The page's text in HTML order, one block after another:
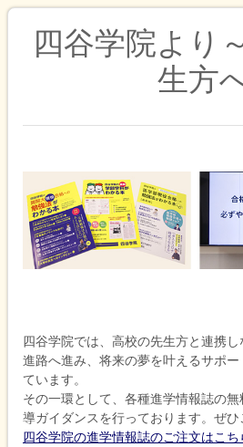
四谷学院より
生方
四谷学院では、高校の先生方と連携
進路へ進み、将来の夢を叶えるサポー
ています。
その一環として、各種進学情報誌の
導ガイダンスを行っております。ぜひ
四谷学院の進学情報誌のご注文はこち